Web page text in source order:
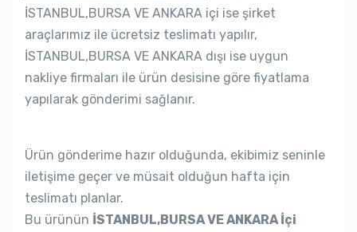
İSTANBUL,BURSA VE ANKARA içi ise şirket
araçlarımız ile ücretsiz teslimatı yapılır,
İSTANBUL,BURSA VE ANKARA dışı ise uygun
nakliye firmaları ile ürün desisine göre fiyatlama
yapılarak gönderimi sağlanır.
Ürün gönderime hazır olduğunda, ekibimiz seninle
iletişime geçer ve müsait olduğun hafta için
teslimatı planlar.
Bu ürünün İSTANBUL,BURSA VE ANKARA İçi